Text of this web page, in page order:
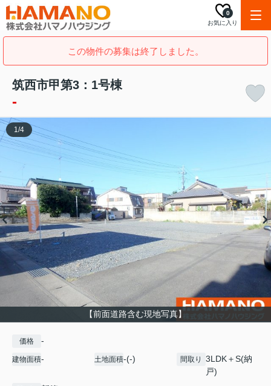
お気に入り
0
この物件の募集は終了しました。
筑西市甲第3：1号棟
-
【前面道路含む現地写真】
1/4
価格 -
建物面積- 土地面積-(-) 間取り
3LDK＋S(納
戸)